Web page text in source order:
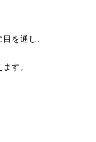
を通し、
す。